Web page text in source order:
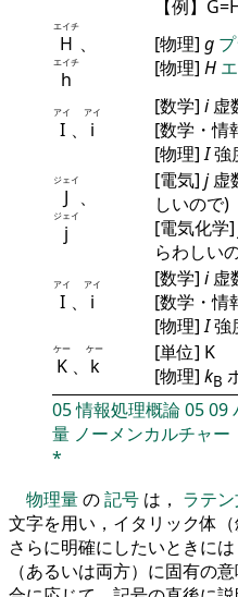
【例】
H
エイチ
、
h
エイチ
[物理] g
[物理] H
I
アイ
、 i
アイ [数学] i虚
[数学・情
[物理]I強
J
ジェイ
、
j
ジェイ
[電気] j虚
しいので)
[電気化学]
らわしい
I
アイ
、 i
アイ [数学] i虚
[数学・情
[物理]I強
K
ケー
、 k
ケー
[単位] K
[物理] kB
05情報処理概論0509
量 ノーメンカルチャー
*
物理量の記号 は， ラテ
文字を用い，イタリック体
さらに明確にしたいときに
（あるいは両方）に固有の